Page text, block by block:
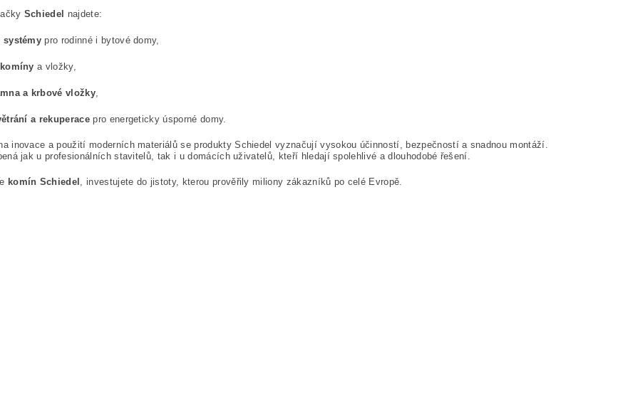
Schiedel najdete:
systémy pro rodinné i bytové domy,
a vložky,
a krbové vložky,
a rekuperacepro energeticky úsporné domy.
inovace a použití moderních materiálů se produkty Schiedel vyznačují vysokou účinností, bezpečností a snadnou montáží.
jak u profesionálních stavitelů, tak i u domácích uživatelů, kteří hledají spolehlivé a dlouhodobé řešení.
komín Schiedel , investujete do jistoty, kterou prověřily miliony zákazníků po celé Evropě.